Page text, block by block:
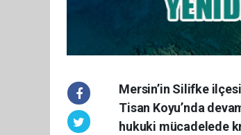
Mersin’in Silifke
Tisan Koyu’nda
hukuki mücadelede